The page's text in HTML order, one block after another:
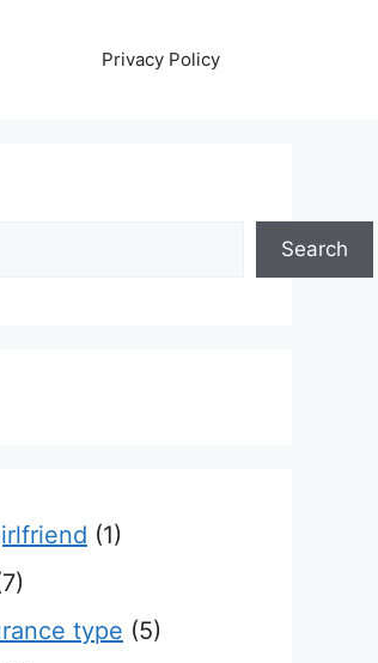
Privacy Policy
Search
(1)
type (5)